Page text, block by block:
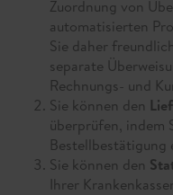
Zuordnung von
automatisierten
Sie daher
separate
Rechnungs- und
Sie können den
überprüfen, indem
Bestellbestätigung
Sie können den
Ihrer